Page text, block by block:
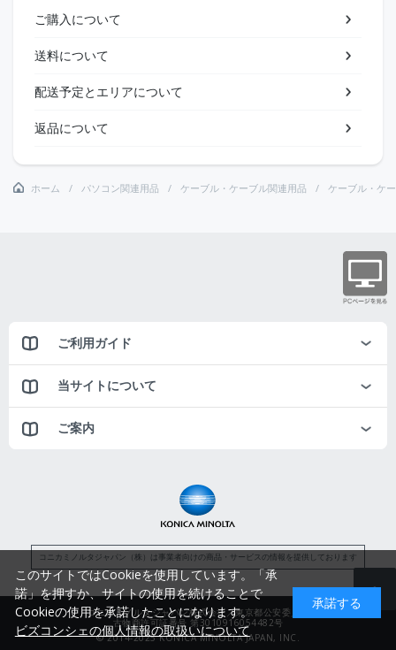
ご購入について
送料について
配送予定とエリアについて
返品について
ホーム パソコン関連用品 ケーブル・ケーブル関連用品 ケーブル・ケ
ご利用ガイド
当サイトについて
ご案内
コニカミノルタジャパン（株）は事業者向けの商品・サービスの情報を提供しております
コニカミノルタジャパン株式会社／東京都公安委員会
古物商許可証番号 第3010916054482号
© 2014-2025 KONICA MINOLTA JAPAN, INC.
このサイトではCookieを使用しています。「承
諾」を押すか、サイトの使用を続けることで
Cookieの使用を承諾したことになります。
ビズコンシェの個人情報の取扱いについて
承諾する